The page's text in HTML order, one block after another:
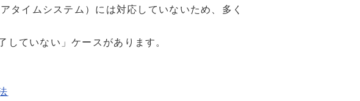
イムシステム）には対応していないため、多く
ていない」ケースがあります。